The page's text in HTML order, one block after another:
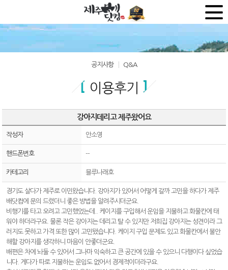
공지사항 Q&A
이용후기
강아지데리고 제주왔어요
작성자 안소영
핸드폰번호 --
카테고리 블루나래호
경기도 살다가 제주로 이민왔습니다. 강아지가 있어서 어떻게 갈까 고민을 하다가 제주
배닷컴에 문의 드렸더니 좋은 방법을 알려주시더군요.
비행기를 타고 오려고 고민했었는데.. 케이지를 구입해서 운임을 지불하고 화물칸에 태
워야 하더라구요. 물론 작은 강아지는 데리고 탈 수 있지만 저희집 강아지는 성견이라 그
러지도 못하고 가격 또한 많이 고민됐습니다. 케이지 구입 문제도 있고 화물칸에서 불안
해할 강아지를 생각하니 마음이 안좋더군요.
배편은 차에 놔둘 수 있어서 그나마 익숙하고 큰 공간에 있을 수 있으니 다행이다 싶었습
니다. 게다가 따로 지불하는 운임도 없어서 경제적이더라구요.